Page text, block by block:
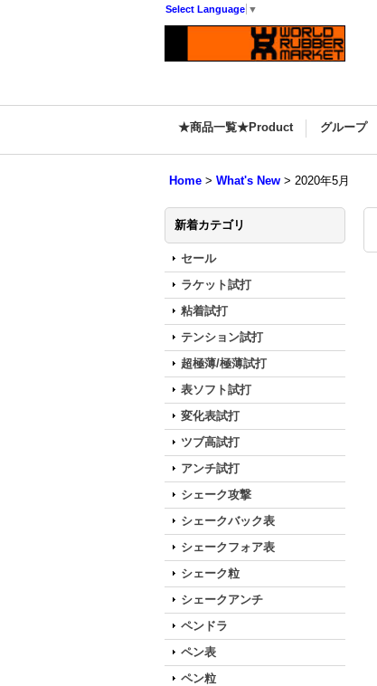
Select Language ▼
★商品一覧★Product グループ
Home > What's New > 2020年5月
新着カテゴリ
セール
ラケット試打
粘着試打
テンション試打
超極薄/極薄試打
表ソフト試打
変化表試打
ツブ高試打
アンチ試打
シェーク攻撃
シェークバック表
シェークフォア表
シェーク粒
シェークアンチ
ペンドラ
ペン表
ペン粒